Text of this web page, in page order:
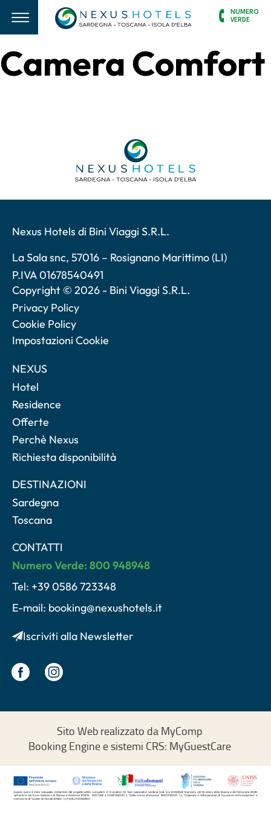
NUMERO
VERDE
Camera Comfort
Nexus Hotels di Bini Viaggi S.R.L.
La Sala snc, 57016 – Rosignano Marittimo (LI)
P.IVA 01678540491
Copyright © 2026 - Bini Viaggi S.R.L.
Privacy Policy
Cookie Policy
Impostazioni Cookie
NEXUS
Hotel
Residence
Offerte
Perchè Nexus
Richiesta disponibilità
DESTINAZIONI
Sardegna
Toscana
CONTATTI
Numero Verde: 800 948948
Tel: +39 0586 723348
E-mail: booking@nexushotels.it
Iscriviti alla Newsletter
Sito Web realizzato da MyComp
Booking Engine e sistemi CRS: MyGuestCare